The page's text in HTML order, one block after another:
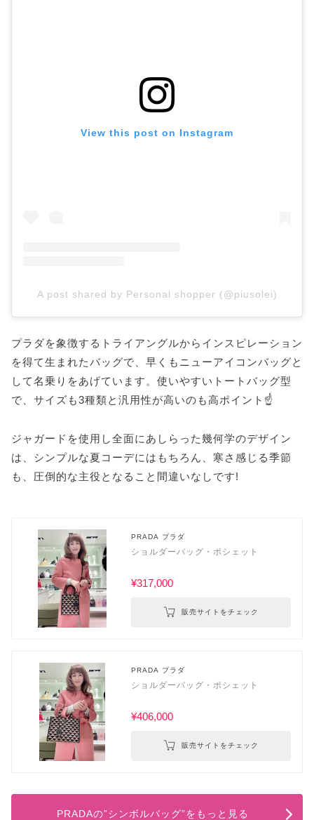
View this post on Instagram
A post shared by Personal shopper (@piusolei)
プラダを象徴するトライアングルからインスピレーション
を得て生まれたバッグで、早くもニューアイコンバッグと
して名乗りをあげています。使いやすいトートバッグ型
で、サイズも3種類と汎用性が高いのも高ポイント☝️
ジャガードを使用し全面にあしらった幾何学のデザイン
は、シンプルな夏コーデにはもちろん、寒さ感じる季節
も、圧倒的な主役となること間違いなしです!
PRADA プラダ
ショルダーバッグ・ポシェット
¥317,000
販売サイトをチェック
PRADA プラダ
ショルダーバッグ・ポシェット
¥406,000
販売サイトをチェック
PRADAの”シンボルバッグ”をもっと見る